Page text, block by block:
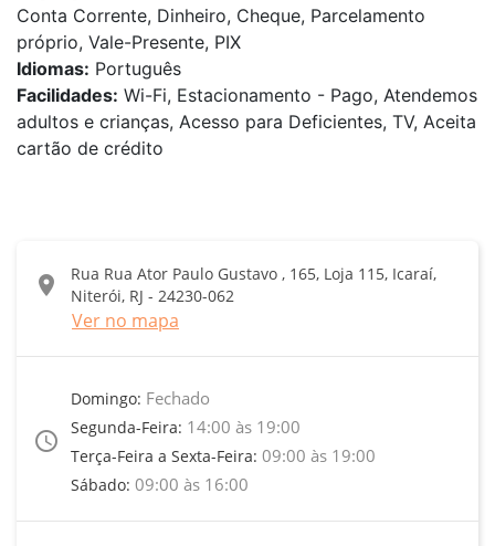
Conta Corrente, Dinheiro, Cheque, Parcelamento
próprio, Vale-Presente, PIX
Idiomas: Português
Facilidades: Wi-Fi, Estacionamento - Pago, Atendemos
adultos e crianças, Acesso para Deficientes, TV, Aceita
cartão de crédito
location_on
Rua Rua Ator Paulo Gustavo , 165, Loja 115, Icaraí,
Niterói, RJ - 24230-062
Ver no mapa
access_time
Domingo: Fechado
Segunda-Feira: 14:00 às 19:00
Terça-Feira a Sexta-Feira: 09:00 às 19:00
Sábado: 09:00 às 16:00